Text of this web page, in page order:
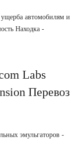
автомобилям и
Находка -
Labs
Перевоз
эмульгаторов -